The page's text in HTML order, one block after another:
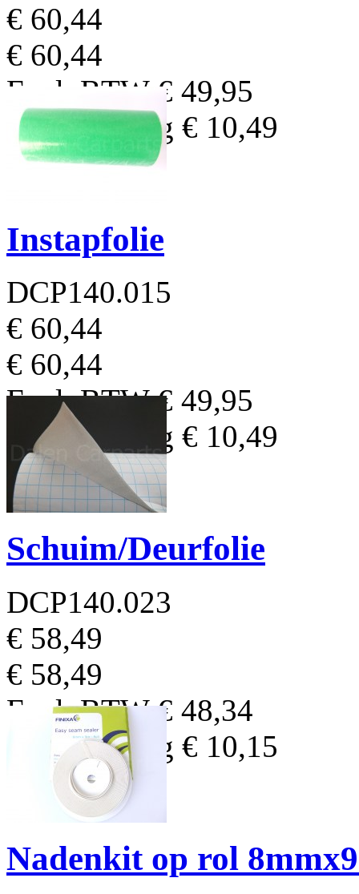
€ 60,44
€ 60,44
Excl. BTW € 49,95
BTW Bedrag € 10,49
Instapfolie
DCP140.015
€ 60,44
€ 60,44
Excl. BTW€ 49,95
BTW Bedrag € 10,49
Schuim/Deurfolie
DCP140.023
€ 58,49
€ 58,49
Excl. BTW € 48,34
BTW Bedrag € 10,15
Nadenkit op rol